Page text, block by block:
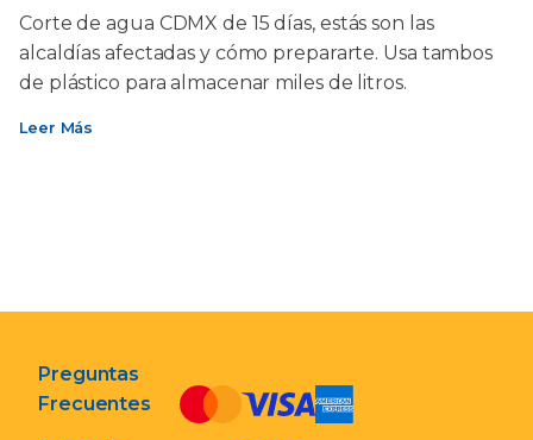
Corte de agua CDMX de 15 días, estás son las
alcaldías afectadas y cómo prepararte. Usa tambos
de plástico para almacenar miles de litros.
Leer Más
Preguntas
Frecuentes